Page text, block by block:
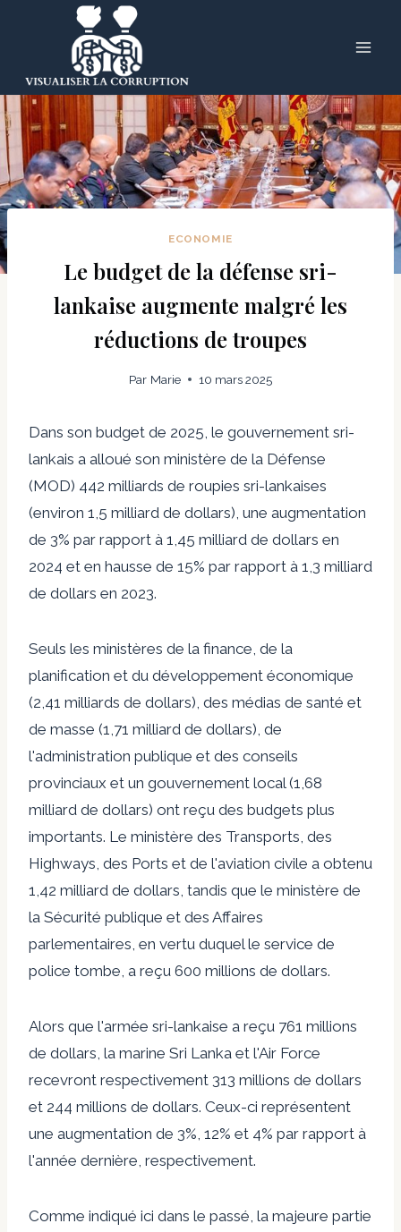
ECONOMIE
Le budget de la défense sri-
lankaise augmente malgré les
réductions de troupes
Par Marie 10 mars 2025
Dans son budget de 2025, le gouvernement sri-
lankais a alloué son ministère de la Défense
(MOD) 442 milliards de roupies sri-lankaises
(environ 1,5 milliard de dollars), une augmentation
de 3% par rapport à 1,45 milliard de dollars en
2024 et en hausse de 15% par rapport à 1,3 milliard
de dollars en 2023.
Seuls les ministères de la finance, de la
planification et du développement économique
(2,41 milliards de dollars), des médias de santé et
de masse (1,71 milliard de dollars), de
l'administration publique et des conseils
provinciaux et un gouvernement local (1,68
milliard de dollars) ont reçu des budgets plus
importants. Le ministère des Transports, des
Highways, des Ports et de l'aviation civile a obtenu
1,42 milliard de dollars, tandis que le ministère de
la Sécurité publique et des Affaires
parlementaires, en vertu duquel le service de
police tombe, a reçu 600 millions de dollars.
Alors que l'armée sri-lankaise a reçu 761 millions
de dollars, la marine Sri Lanka et l'Air Force
recevront respectivement 313 millions de dollars
et 244 millions de dollars. Ceux-ci représentent
une augmentation de 3%, 12% et 4% par rapport à
l'année dernière, respectivement.
Comme indiqué ici dans le passé, la majeure partie